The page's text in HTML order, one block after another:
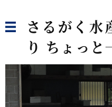
さるがく水
り ちょっと